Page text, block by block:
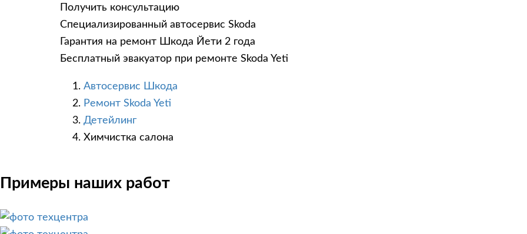
Получить консультацию
Специализированный автосервис Skoda
Гарантия на ремонт Шкода Йети 2 года
Бесплатный эвакуатор при ремонте Skoda Yeti
Автосервис Шкода
Ремонт Skoda Yeti
Детейлинг
Химчистка салона
Примеры наших работ